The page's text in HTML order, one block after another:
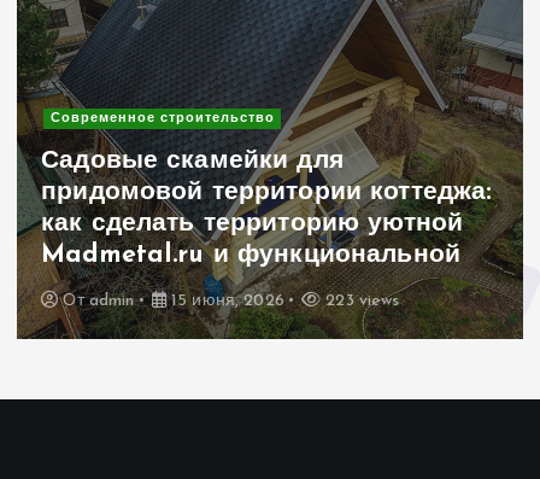
Современное строительство
Садовые скамейки для
придомовой территории коттеджа:
как сделать территорию уютной
Madmetal.ru и функциональной
Отadmin 15 июня, 2026 223 views